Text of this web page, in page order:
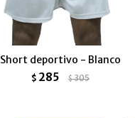
Short deportivo - Blanco
$ 285 $305